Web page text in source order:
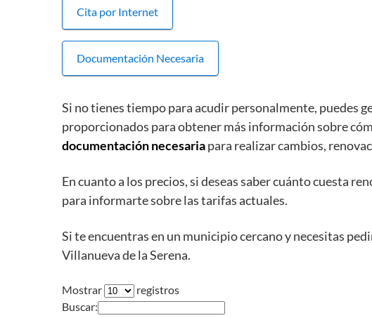
Cita por Internet
Documentación Necesaria
Si no tienes tiempo para acudir personalmente, puedes
proporcionados para obtener más información sobre
documentación necesariapara realizar cambios,
En cuanto a los precios, si deseas saber cuánto cuesta
para informarte sobre las tarifas actuales.
Si te encuentras en un municipio cercano y necesitas
Villanueva de la Serena.
Mostrar
registros
Buscar: